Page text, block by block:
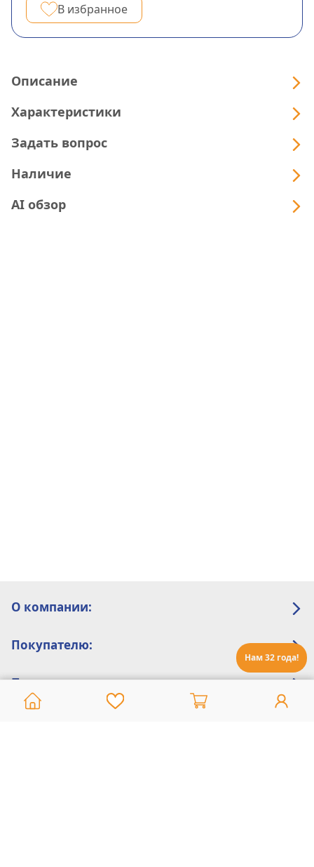
Нам 32 года!
В избранное
Описание
Характеристики
Задать вопрос
Наличие
AI обзор
О компании:
Покупателю:
Помощь: